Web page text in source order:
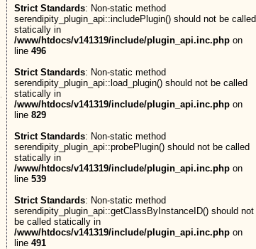
Strict Standards: Non-static method
serendipity_plugin_api::includePlugin() should not be called
statically in
/www/htdocs/v141319/include/plugin_api.inc.php on
line 496
Strict Standards: Non-static method
serendipity_plugin_api::load_plugin() should not be called
statically in
/www/htdocs/v141319/include/plugin_api.inc.php on
line 829
Strict Standards: Non-static method
serendipity_plugin_api::probePlugin() should not be called
statically in
/www/htdocs/v141319/include/plugin_api.inc.php on
line 539
Strict Standards: Non-static method
serendipity_plugin_api::getClassByInstanceID() should not
be called statically in
/www/htdocs/v141319/include/plugin_api.inc.php on
line 491